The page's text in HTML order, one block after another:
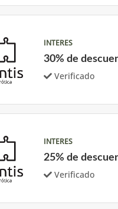
INTERES
30% de
Verificado
INTERES
25% de
Verificado